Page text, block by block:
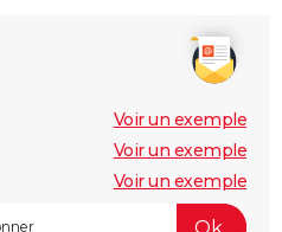
Voir un exemple
Voir un exemple
Voir un exemple